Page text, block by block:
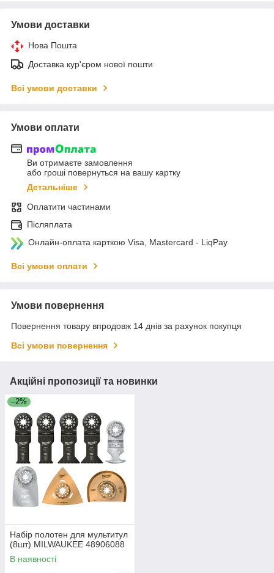
Умови доставки
Нова Пошта
Доставка кур'єром нової пошти
Всі умови доставки
Умови оплати
Ви отримаєте замовлення
або гроші повернуться на вашу картку
Детальніше
Оплатити частинами
Післяплата
Онлайн-оплата карткою Visa, Mastercard - LiqPay
Всі умови оплати
Умови повернення
Повернення товару впродовж 14 днів за рахунок покупця
Всі умови повернення
Акційні пропозиції та новинки
–2%
Набір полотен для мультитул
(8шт) MILWAUKEE 48906088
В наявності